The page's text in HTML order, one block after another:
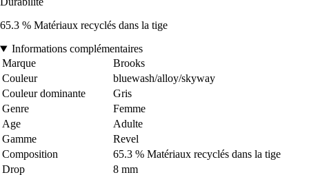
65.3 % Matériaux recyclés dans la tige
Informations complémentaires
Marque
Brooks
Couleur
bluewash/alloy/skyway
Couleur dominante
Gris
Genre
Femme
Age
Adulte
Gamme
Revel
Composition
65.3 % Matériaux recyclés dans la tige
Drop
8 mm